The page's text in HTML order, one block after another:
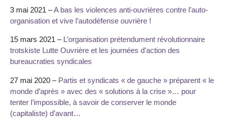
3 mai 2021 –A bas les violences anti-ouvrières contre l’auto-
organisation et vive l’autodéfense ouvrière !
15 mars 2021 – L’organisation prétendument révolutionnaire
trotskiste Lutte Ouvrière et les journées d’action des
bureaucraties syndicales
27 mai 2020 – Partis et syndicats « de gauche » préparent « le
monde d’après » avec des « solutions à la crise »… pour
tenter l’impossible, à savoir de conserver le monde
(capitaliste) d’avant…